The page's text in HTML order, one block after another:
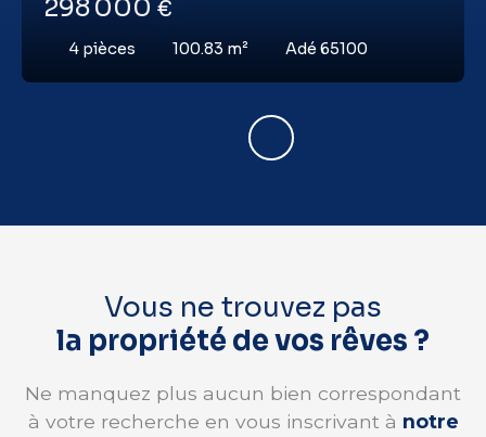
298 000 €
4 pièces 100.83 m² Adé 65100
Vous ne trouvez pas
la propriété de vos rêves ?
Ne manquez plus aucun bien correspondant
à votre recherche en vous inscrivant à notre